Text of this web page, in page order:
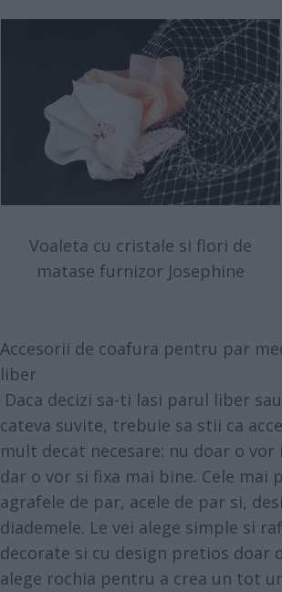
Voaleta cu cristale si flori de
matase furnizor Josephine
Accesorii de coafura pentru par
liber
Daca decizi sa-ti lasi parul liber
cateva suvite, trebuie sa stii ca
mult decat necesare: nu doar o
dar o vor si fixa mai bine. Cele mai
agrafele de par, acele de par si,
diademele. Le vei alege simple si
decorate si cu design pretios doar
alege rochia pentru a crea un tot